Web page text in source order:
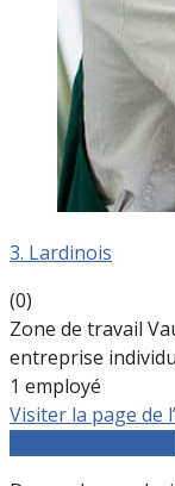
3. Lardinois
(0)
Zone de travail
entreprise
1 employé
Visiter la page de